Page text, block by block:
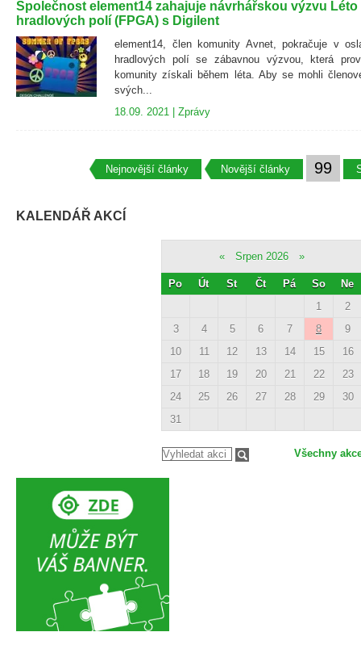
Společnost element14 zahajuje návrhářskou výzvu
hradlových polí (FPGA) s Digilent
element14, člen komunity Avnet, pokračuje v
hradlových polí se zábavnou výzvou, která
komunity získali během léta. Aby se mohli
svých...
18.09. 2021 | Zprávy
Nejnovější články Novější články 99
KALENDÁŘ AKCÍ
« Srpen 2026 »
Po Út St Čt Pá So
Ne
1
2
3
4 5 6 7 8
9
10
11 12 13 14 15
16
17
18 19 20 21 22
23
24
25 26 27 28 29
30
31
Všechny